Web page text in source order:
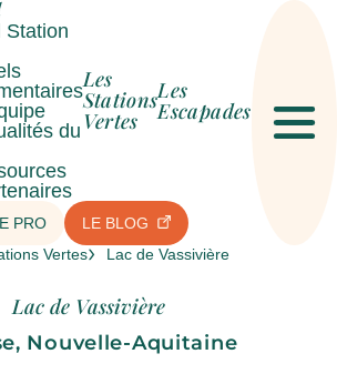
Station
du
Les
Stations
Vertes
Les
Escapades
PRO LE BLOG
Vertes Lac de Vassivière
Lac de Vassivière
Nouvelle-Aquitaine